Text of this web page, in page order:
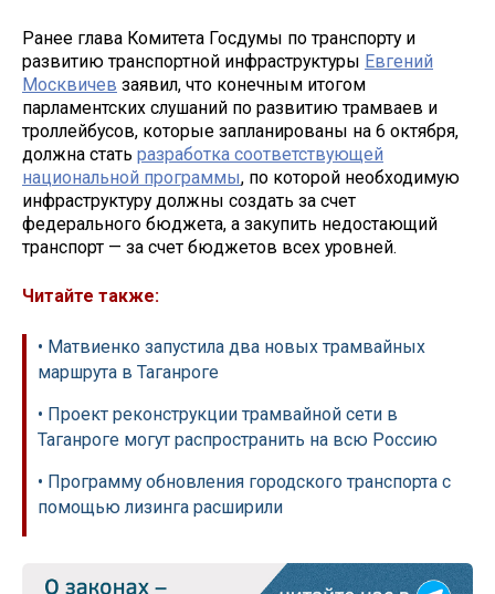
Ранее глава Комитета Госдумы по транспорту и
развитию транспортной инфраструктуры Евгений
Москвичев заявил, что конечным итогом
парламентских слушаний по развитию трамваев и
троллейбусов, которые запланированы на 6 октября,
должна стать разработка соответствующей
национальной программы, по которой необходимую
инфраструктуру должны создать за счет
федерального бюджета, а закупить недостающий
транспорт — за счет бюджетов всех уровней.
Читайте также:
• Матвиенко запустила два новых трамвайных
маршрута в Таганроге
• Проект реконструкции трамвайной сети в
Таганроге могут распространить на всю Россию
• Программу обновления городского транспорта с
помощью лизинга расширили